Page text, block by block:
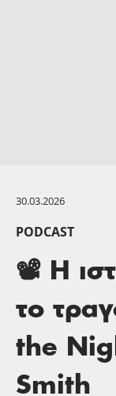
30.03.2026
PODCAST
📽 H
το
the
Smith